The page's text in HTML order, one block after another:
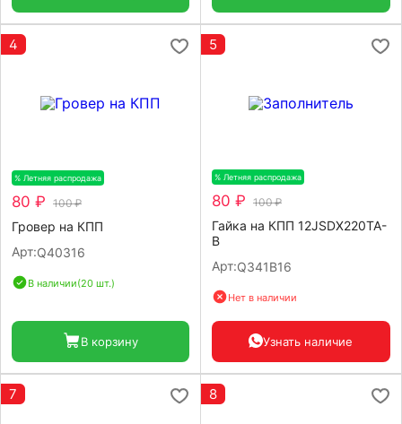
4
% Летняя распродажа
80 ₽ 100 ₽
Гровер на КПП
Арт:Q40316
В наличии(20 шт.)
В корзину
5
% Летняя распродажа
80 ₽ 100 ₽
Гайка на КПП 12JSDX220TA-
B
Арт:Q341B16
Нет в наличии
Узнать наличие
7 8